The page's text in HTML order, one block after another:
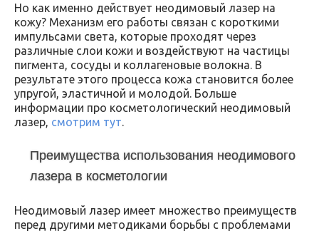
Но как именно действует неодимовый лазер на
кожу? Механизм его работы связан с короткими
импульсами света, которые проходят через
различные слои кожи и воздействуют на частицы
пигмента, сосуды и коллагеновые волокна. В
результате этого процесса кожа становится более
упругой, эластичной и молодой. Больше
информации про косметологический неодимовый
лазер, смотрим тут
Преимущества использования неодимового
лазера в косметологии
Неодимовый лазер имеет множество преимуществ
перед другими методиками борьбы с проблемами